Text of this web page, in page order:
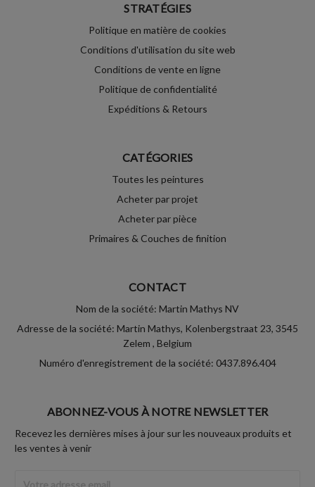
STRATÉGIES
Politique en matière de cookies
Conditions d'utilisation du site web
Conditions de vente en ligne
Politique de confidentialité
Expéditions & Retours
CATÉGORIES
Toutes les peintures
Acheter par projet
Acheter par pièce
Primaires & Couches de finition
CONTACT
Nom de la société: Martin Mathys NV
Adresse de la société: Martin Mathys, Kolenbergstraat 23, 3545
Zelem , Belgium
Numéro d'enregistrement de la société: 0437.896.404
ABONNEZ-VOUS À NOTRE NEWSLETTER
Recevez les dernières mises à jour sur les nouveaux produits et
les ventes à venir